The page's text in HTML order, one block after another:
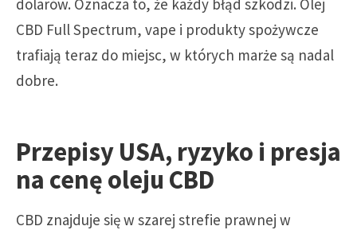
dolarów. Oznacza to, że każdy błąd szkodzi. Olej
CBD Full Spectrum, vape i produkty spożywcze
trafiają teraz do miejsc, w których marże są nadal
dobre.
Przepisy USA, ryzyko i presja
na cenę oleju CBD
CBD znajduje się w szarej strefie prawnej w